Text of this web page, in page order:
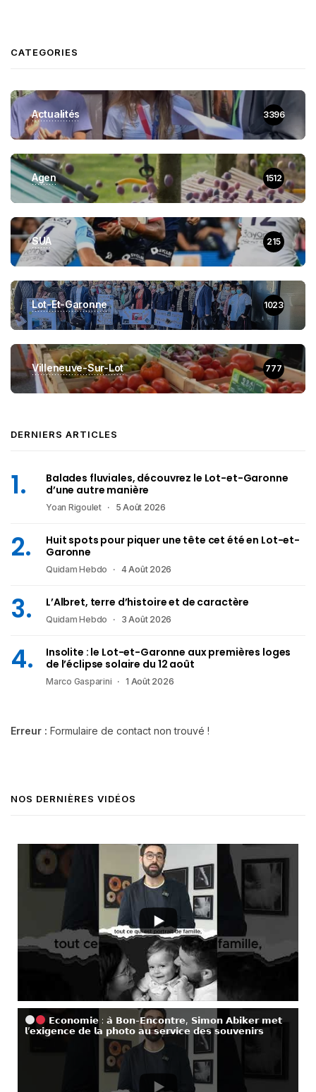
CATEGORIES
Actualités 3396
Agen 1512
SUA 215
Lot-Et-Garonne 1023
Villeneuve-Sur-Lot 777
DERNIERS ARTICLES
Balades fluviales, découvrez le Lot-et-Garonne
d’une autre manière
Yoan Rigoulet 5 Août 2026
Huit spots pour piquer une tête cet été en Lot-et-
Garonne
Quidam Hebdo 4 Août 2026
L’Albret, terre d’histoire et de caractère
Quidam Hebdo 3 Août 2026
Insolite : le Lot-et-Garonne aux premières loges
de l’éclipse solaire du 12 août
Marco Gasparini 1 Août 2026
Erreur : Formulaire de contact non trouvé !
NOS DERNIÈRES VIDÉOS
𝗘𝗰𝗼𝗻𝗼𝗺𝗶𝗲 : 𝗮̀ 𝗕𝗼𝗻-𝗘𝗻𝗰𝗼𝗻𝘁𝗿𝗲, 𝗦𝗶𝗺𝗼𝗻 𝗔𝗯𝗶𝗸𝗲𝗿 𝗺𝗲𝘁
𝗹’𝗲𝘅𝗶𝗴𝗲𝗻𝗰𝗲 𝗱𝗲 𝗹𝗮 𝗽𝗵𝗼𝘁𝗼 𝗮𝘂 𝘀𝗲𝗿𝘃𝗶𝗰𝗲 𝗱𝗲𝘀 𝘀𝗼𝘂𝘃𝗲𝗻𝗶𝗿𝘀